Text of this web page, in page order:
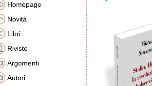
Homepage
Novità
Libri
Riviste
Argomenti
Autori